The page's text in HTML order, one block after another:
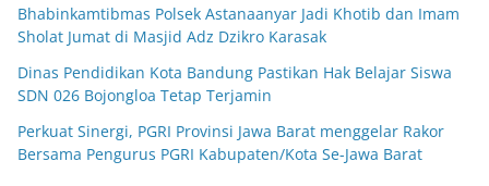
Bhabinkamtibmas Polsek Astanaanyar Jadi Khotib dan Imam
Sholat Jumat di Masjid Adz Dzikro Karasak
Dinas Pendidikan Kota Bandung Pastikan Hak Belajar Siswa
SDN 026 Bojongloa Tetap Terjamin
Perkuat Sinergi, PGRI Provinsi Jawa Barat menggelar Rakor
Bersama Pengurus PGRI Kabupaten/Kota Se-Jawa Barat